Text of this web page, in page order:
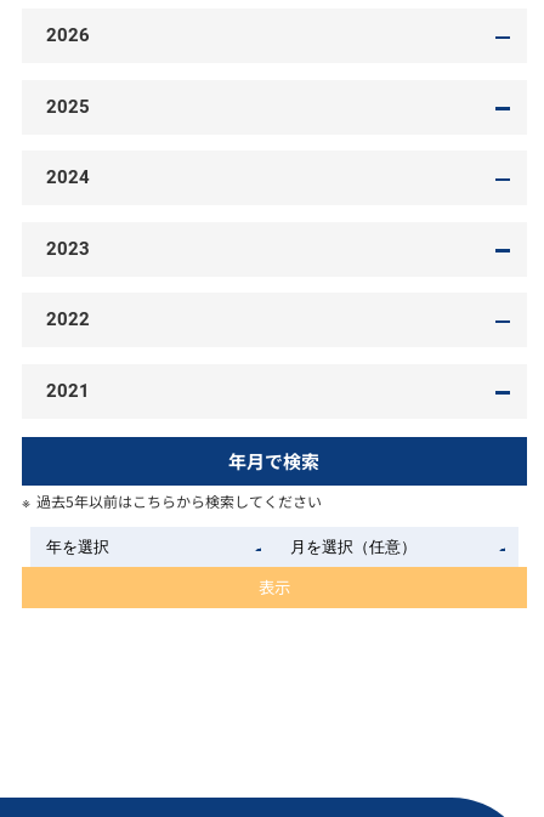
2026
2025
2024
2023
2022
2021
年月で検索
過去5年以前はこちらから検索してください
表示